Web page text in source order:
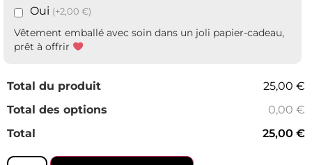
Oui (+2,00 €)
Vêtement emballé avec soin dans un joli papier-cadeau,
prêt à offrir
Total du produit
25,00 €
Total des options
0,00 €
Total
25,00 €